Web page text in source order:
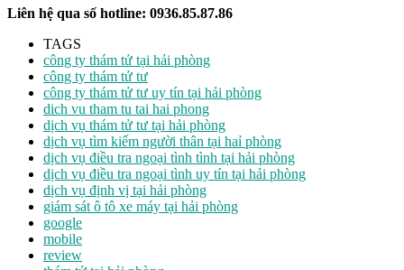
Liên hệ qua số hotline: 0936.85.87.86
TAGS
công ty thám tử tại hải phòng
công ty thám tử tư
công ty thám tử tư uy tín tại hải phòng
dich vu tham tu tai hai phong
dịch vụ thám tử tư tại hải phòng
dịch vụ tìm kiếm người thân tại haỉ phòng
dịch vụ điều tra ngoại tình tình tại hải phòng
dịch vụ điều tra ngoại tình uy tín tại hải phòng
dịch vụ định vị tại hải phòng
giám sát ô tô xe máy tại hải phòng
google
mobile
review